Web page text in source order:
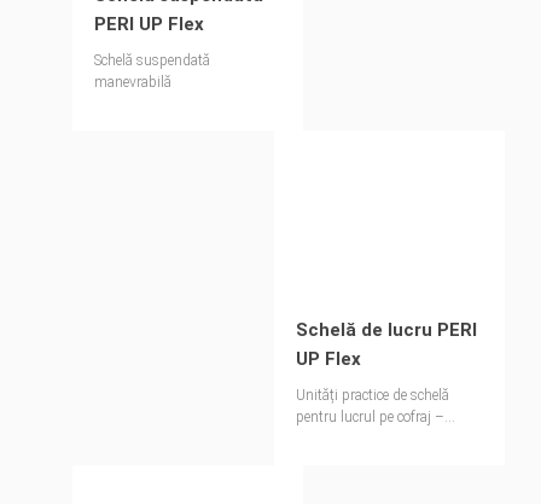
PERI UP Flex
Schelă suspendată
manevrabilă
Schelă de lucru PERI
UP Flex
Unități practice de schelă
pentru lucrul pe cofraj –